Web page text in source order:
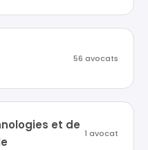
56 avocats
et de
1 avocat